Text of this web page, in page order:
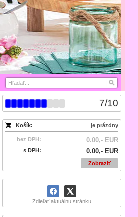
7/10
Košík: je prázdny
bez DPH: 0.00,- EUR
s DPH: 0.00,- EUR
Zobraziť
Zdieľať aktuálnu stránku